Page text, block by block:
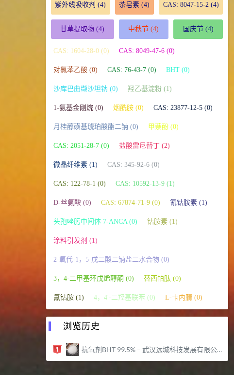
紫外线吸收剂 (4) 茶皂素 (4) CAS: 8047-15-2 (4)
甘草提取物 (4) 中秋节 (4) 国庆节(4)
CAS: 1604-28-0 (0) CAS: 8049-47-6 (0)
对氯苯乙酸 (0) CAS: 76-43-7 (0) BHT (0)
沙库巴曲缬沙坦钠 (0) 羟乙基淀粉 (1)
1-氨基金刚烷 (0) 烟酰胺 (0) CAS: 23877-12-5 (0)
月桂醇磺基琥珀酸酯二钠 (0) 甲萘酚 (0)
CAS: 2051-28-7 (0) 盐酸雷尼替丁 (2)
微晶纤维素 (1) CAS: 345-92-6 (0)
CAS: 122-78-1 (0) CAS: 10592-13-9 (1)
D-丝氨酸 (0) CAS: 67874-71-9 (0) 氰钴胺素 (1)
头孢唑肟中间体 7-ANCA (0) 钴胺素 (1)
涂料引发剂 (1)
2-氧代-1，5-戊二酸二钠盐二水合物 (0)
3，4-二甲基环戊烯醇酮 (0) 替西帕肽 (0)
氰钴胺 (1) 4，4′-二羟基联苯 (0) L-卡内腈 (0)
浏览历史
抗氧剂BHT 99.5% – 武汉远城科技发展有限公司